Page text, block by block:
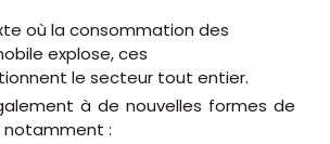
où la consommation des
explose, ces
le secteur tout entier.
à de nouvelles formes de
notamment :